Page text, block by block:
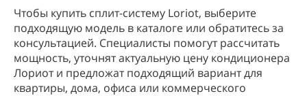
Чтобы купить сплит-систему Loriot, выберите
подходящую модель в каталоге или обратитесь за
консультацией. Специалисты помогут рассчитать
мощность, уточнят актуальную цену кондиционера
Лориот и предложат подходящий вариант для
квартиры, дома, офиса или коммерческого